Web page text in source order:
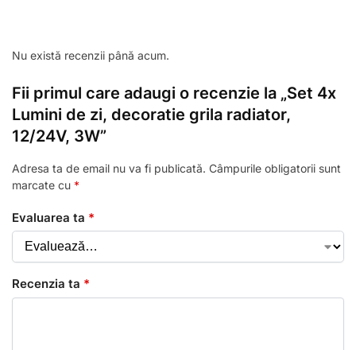
Nu există recenzii până acum.
Fii primul care adaugi o recenzie la „Set 4x
Lumini de zi, decoratie grila radiator,
12/24V, 3W”
Adresa ta de email nu va fi publicată. Câmpurile obligatorii sunt
marcate cu *
Evaluarea ta *
Recenzia ta *